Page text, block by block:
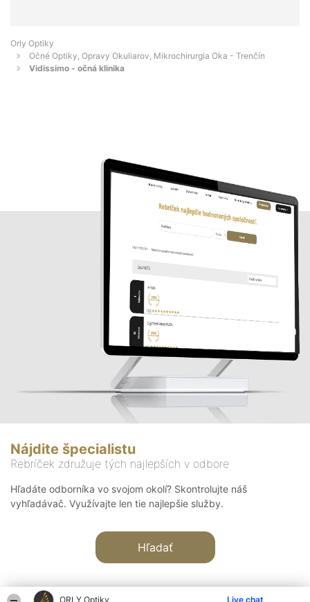
ORLY Optiky Live chat
Orly Optiky
Očné Optiky, Opravy Okuliarov, Mikrochirurgia Oka - Trenčín
Vidissimo - očná klinika
Nájdite špecialistu
Rebríček združuje tých najlepších v odbore
Hľadáte odborníka vo svojom okolí? Skontrolujte náš
vyhľadávač. Využívajte len tie najlepšie služby.
Hľadať